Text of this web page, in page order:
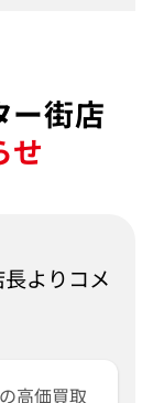
ー街店
せ
長よりコメ
高価買取